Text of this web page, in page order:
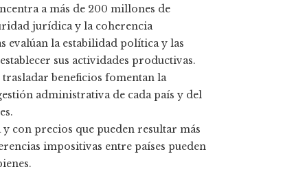
a más de 200 millones de
jurídica y la coherencia
evalúan la estabilidad política y las
sus actividades productivas.
beneficios fomentan la
administrativa de cada país y del
con precios que pueden resultar más
impositivas entre países pueden